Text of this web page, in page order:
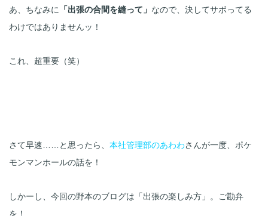
あ、ちなみに 「出張の合間を縫って」 なので、決してサボってる
わけではありませんッ！
これ、超重要（笑）
さて早速……と思ったら、 本社管理部のあわわさんが一度、ポケ
モンマンホールの話を！
しかーし、今回の野本のブログは「出張の楽しみ方」。ご勘弁
を！